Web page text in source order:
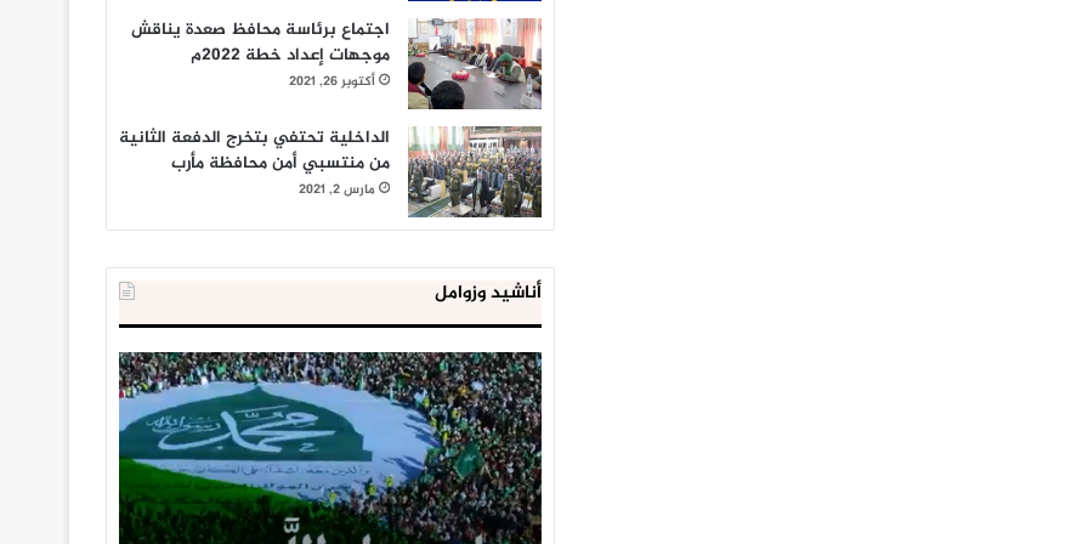
اجتماع برئاسة محافظ صعدة يناقش
موجهات إعداد خطة 2022م
أكتوبر 26, 2021
الداخلية تحتفي بتخرج الدفعة الثانية
من منتسبي أمن محافظة مأرب
مارس 2, 2021
أناشيد وزوامل
العدو
الإسرائيلي
اعتقل
543
طفلا
فلسطينيا
خلال
يناير 31, 2021
الداخلية
المصرية
إحباط
‘مخطط
كبير’
للإخوان